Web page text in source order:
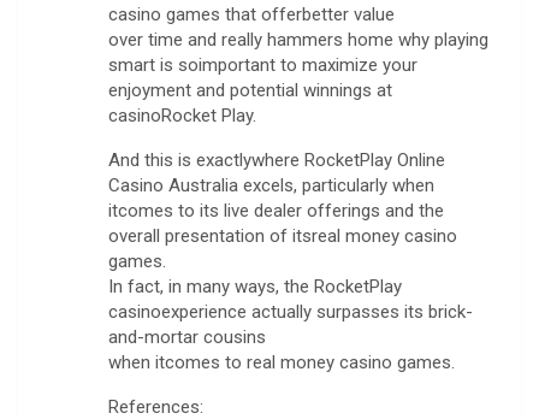
casino games that offerbetter value
over time and really hammers home why playing
smart is soimportant to maximize your
enjoyment and potential winnings at
casinoRocket Play.
And this is exactlywhere RocketPlay Online
Casino Australia excels, particularly when
itcomes to its live dealer offerings and the
overall presentation of itsreal money casino
games.
In fact, in many ways, the RocketPlay
casinoexperience actually surpasses its brick-
and-mortar cousins
when itcomes to real money casino games.
References: